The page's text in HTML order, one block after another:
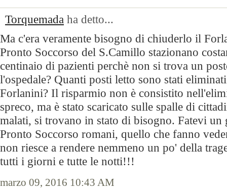
Torquemada ha detto...
Ma c'era veramente bisogno di chiuderlo il
Pronto Soccorso del S.Camillo stazionano
centinaio di pazienti perchè non si trova un
l'ospedale? Quanti posti letto sono stati
Forlanini? Il risparmio non è consistito
spreco, ma è stato scaricato sulle spalle di
malati, si trovano in stato di bisogno. Fatevi un
Pronto Soccorso romani, quello che fanno
non riesce a rendere nemmeno un po' della
tutti i giorni e tutte le notti!!!
marzo 09, 2016 10:43 AM